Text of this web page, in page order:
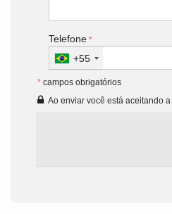
Telefone
+55
* campos obrigatórios
Ao enviar você está aceitando a